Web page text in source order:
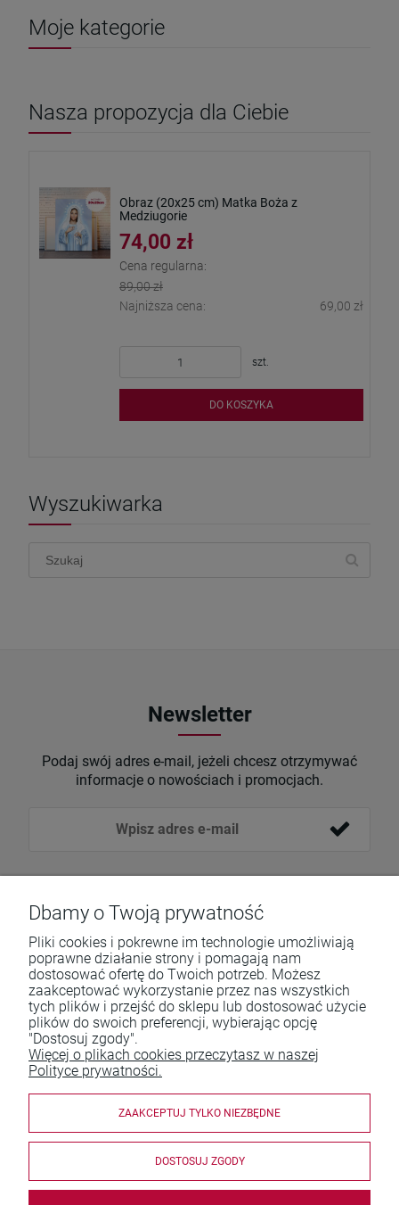
Moje kategorie
Nasza propozycja dla Ciebie
Obraz (20x25 cm) Matka Boża z
Medziugorie
74,00 zł
Cena regularna:
89,00 zł
Najniższa cena:
69,00 zł
szt.
DO KOSZYKA
Wyszukiwarka
Newsletter
Podaj swój adres e-mail, jeżeli chcesz otrzymywać
informacje o nowościach i promocjach.
Pomoc
Moje konto
Płatności i dostawa
Informacje
O nas
Dbamy o Twoją prywatność
Pliki cookies i pokrewne im technologie umożliwiają
poprawne działanie strony i pomagają nam
dostosować ofertę do Twoich potrzeb. Możesz
zaakceptować wykorzystanie przez nas wszystkich
tych plików i przejść do sklepu lub dostosować użycie
plików do swoich preferencji, wybierając opcję
"Dostosuj zgody".
Więcej o plikach cookies przeczytasz w naszej
Polityce prywatności.
ZAAKCEPTUJ TYLKO NIEZBĘDNE
DOSTOSUJ ZGODY